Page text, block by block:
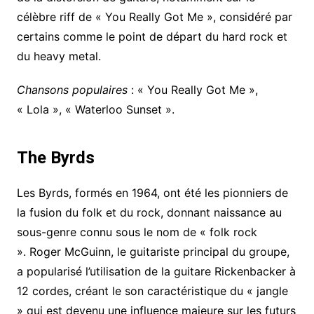
célèbre riff de « You Really Got Me », considéré par
certains comme le point de départ du hard rock et
du heavy metal.
Chansons populaires: « You Really Got Me »,
« Lola », « Waterloo Sunset ».
The Byrds
Les Byrds, formés en 1964, ont été les pionniers de
la fusion du folk et du rock, donnant naissance au
sous-genre connu sous le nom de « folk rock
». Roger McGuinn, le guitariste principal du groupe,
a popularisé l’utilisation de la guitare Rickenbacker à
12 cordes, créant le son caractéristique du « jangle
» qui est devenu une influence majeure sur les futurs